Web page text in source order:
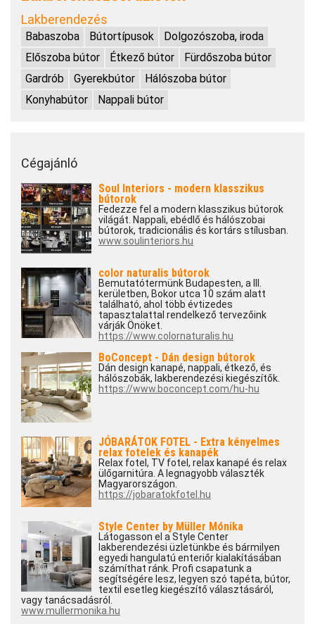
Lakberendezés
Babaszoba Bútortípusok
Dolgozószoba, iroda
Előszoba bútor
Étkező bútor
Fürdőszoba bútor
Gardrób
Gyerekbútor
Hálószoba bútor
Konyhabútor
Nappali bútor
Cégajánló
Soul Interiors - modern klasszikus
bútorok
Fedezze fel a modern klasszikus bútorok
világát. Nappali, ebédlő és hálószobai
bútorok, tradicionális és kortárs stílusban.
www.soulinteriors.hu
color naturalis bútorok
Bemutatótermünk Budapesten, a III.
kerületben, Bokor utca 10 szám alatt
található, ahol több évtizedes
tapasztalattal rendelkező tervezőink
várják Önöket.
https://www.colornaturalis.hu
BoConcept - Dán design bútorok
Dán design kanapé, nappali, étkező, és
hálószobák, lakberendezési kiegészítők.
https://www.boconcept.com/hu-hu
JÓBARÁTOK FOTEL - Extra kényelmes
relax fotelek és kanapék
Relax fotel, TV fotel, relax kanapé és relax
ülőgarnitúra. A legnagyobb választék
Magyarországon.
https://jobaratokfotel.hu
Style Center by Müller Mónika
Látogasson el a Style Center
lakberendezési üzletünkbe és bármilyen
egyedi hangulatú enteriőr kialakításában
számíthat ránk. Profi csapatunk a
segítségére lesz, legyen szó tapéta, bútor,
textil esetleg kiegészítő választásáról,
vagy tanácsadásról.
www.mullermonika.hu